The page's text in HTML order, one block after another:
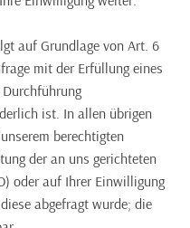
auf Grundlage von Art. 6
mit der Erfüllung eines
ist. In allen übrigen
berechtigten
der an uns gerichteten
oder auf Ihrer Einwilligung
abgefragt wurde; die